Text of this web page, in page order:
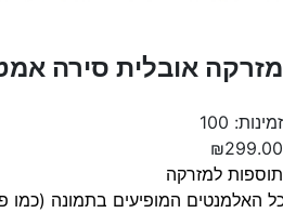
מזרקה אובלית סירה
זמינות: 100
₪299.00
תוספות למזרקה
האלמנטים המופיעים בתמונה (כמו